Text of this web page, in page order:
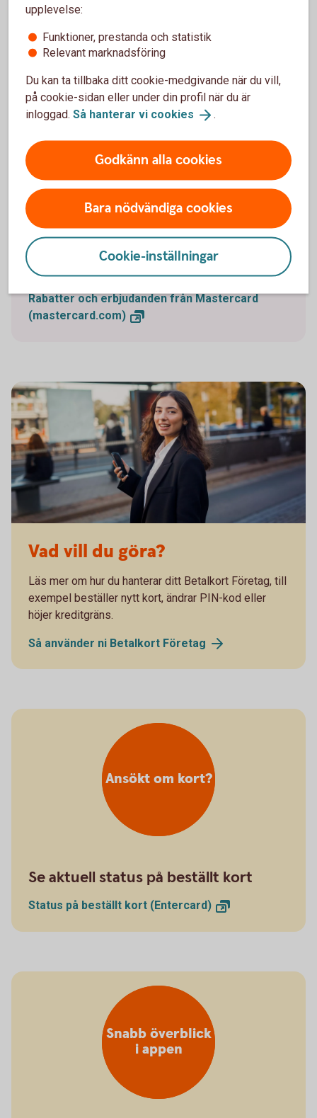
Erbjudanden
Enklare företagande med
Mastercard Business Bonus
Har du ett Mastercard företagskort? Nu har du
tillgång till Mastercard Business Bonus– ett smart
och smidigt förmånsprogram från Mastercard och
olika samarbetspartners. Ta del av erbjudanden som
kan hjälpa din verksamhet och få ut mer av ditt kort.
Rabatter och erbjudanden från Mastercard
(mastercard.com)
Vad vill du göra?
Läs mer om hur du hanterar ditt Betalkort Företag, till
exempel beställer nytt kort, ändrar PIN-kod eller
höjer kreditgräns.
Så använder ni Betalkort Företag
Ansökt om kort?
Se aktuell status på beställt kort
Status på beställt kort (Entercard)
Snabb överblick
i appen
upplevelse:
Funktioner, prestanda och statistik
Relevant marknadsföring
Du kan ta tillbaka ditt cookie-medgivande när du vill,
på cookie-sidan eller under din profil när du är
inloggad. Så hanterar vi cookies .
Godkänn alla cookies
Bara nödvändiga cookies
Cookie-inställningar